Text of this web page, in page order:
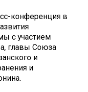
конференция в
с участием
главы Союза
и
и